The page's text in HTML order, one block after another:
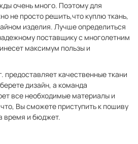
очень много. Поэтому для
не просто решить,что куплю ткань,
изделия. Лучше определиться
поставщику с многолетним
максимум пользы и
предоставляет качественные ткани
дизайн, а команда
все необходимые материалы и
Вы сможете приступить к пошиву
время и бюджет.